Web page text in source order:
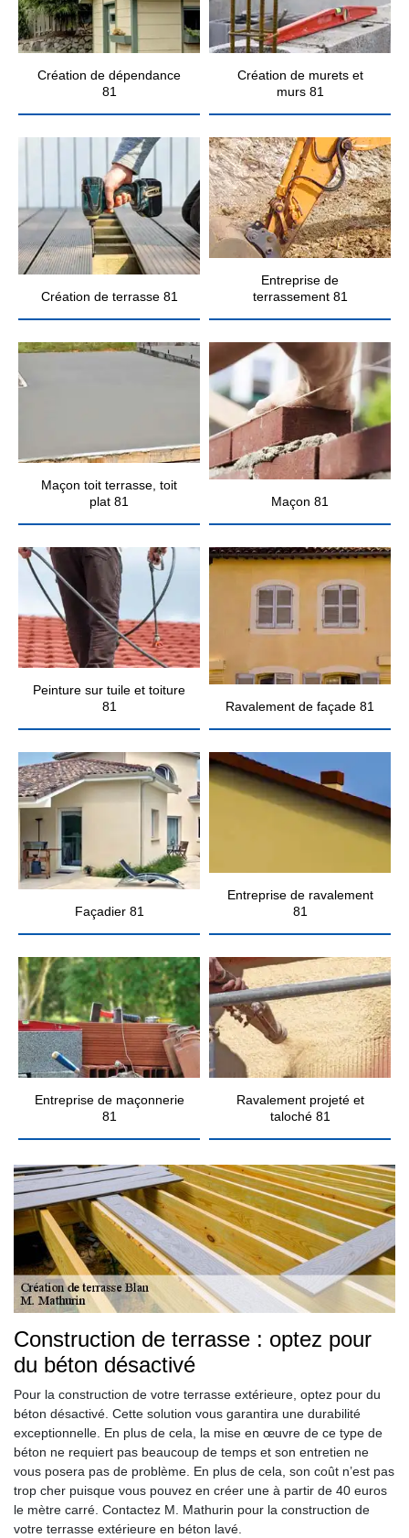
Création de dépendance
81
Création de murets et
murs 81
Création de terrasse 81
Entreprise de
terrassement 81
Maçon toit terrasse, toit
plat 81
Maçon 81
Peinture sur tuile et toiture
81
Ravalement de façade 81
Façadier 81
Entreprise de ravalement
81
Entreprise de maçonnerie
81
Ravalement projeté et
taloché 81
Construction de terrasse : optez pour
du béton désactivé
Pour la construction de votre terrasse extérieure, optez pour du
béton désactivé. Cette solution vous garantira une durabilité
exceptionnelle. En plus de cela, la mise en œuvre de ce type de
béton ne requiert pas beaucoup de temps et son entretien ne
vous posera pas de problème. En plus de cela, son coût n’est pas
trop cher puisque vous pouvez en créer une à partir de 40 euros
le mètre carré. Contactez M. Mathurin pour la construction de
votre terrasse extérieure en béton lavé.